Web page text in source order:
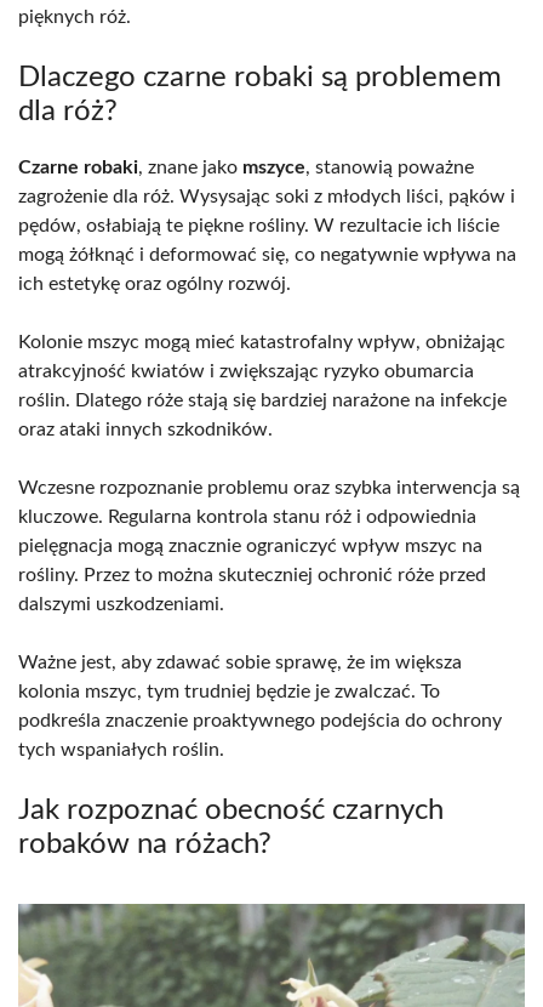
pięknych róż.
Dlaczego czarne robaki są problemem
dla róż?
Czarne robaki, znane jako mszyce, stanowią poważne
zagrożenie dla róż. Wysysając soki z młodych liści, pąków i
pędów, osłabiają te piękne rośliny. W rezultacie ich liście
mogą żółknąć i deformować się, co negatywnie wpływa na
ich estetykę oraz ogólny rozwój.
Kolonie mszyc mogą mieć katastrofalny wpływ, obniżając
atrakcyjność kwiatów i zwiększając ryzyko obumarcia
roślin. Dlatego róże stają się bardziej narażone na infekcje
oraz ataki innych szkodników.
Wczesne rozpoznanie problemu oraz szybka interwencja są
kluczowe. Regularna kontrola stanu róż i odpowiednia
pielęgnacja mogą znacznie ograniczyć wpływ mszyc na
rośliny. Przez to można skuteczniej ochronić róże przed
dalszymi uszkodzeniami.
Ważne jest, aby zdawać sobie sprawę, że im większa
kolonia mszyc, tym trudniej będzie je zwalczać. To
podkreśla znaczenie proaktywnego podejścia do ochrony
tych wspaniałych roślin.
Jak rozpoznać obecność czarnych
robaków na różach?